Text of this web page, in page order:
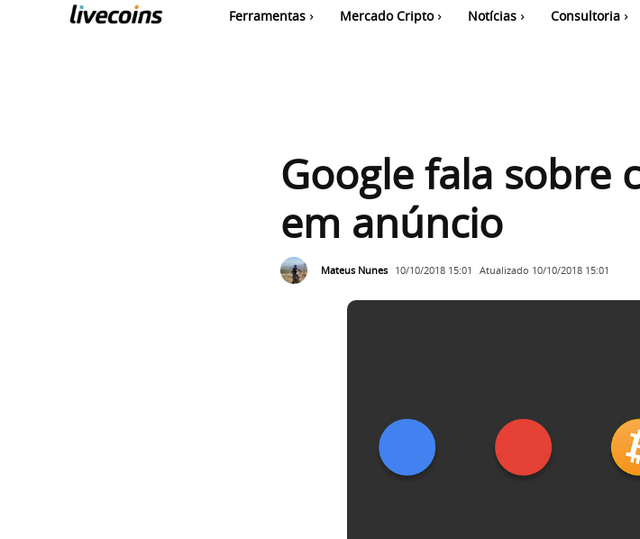
Ferramentas Mercado Cripto Notícias Consultoria
Google fala sobre
em anúncio
Mateus Nunes 10/10/2018 15:01 Atualizado 10/10/2018 15:01